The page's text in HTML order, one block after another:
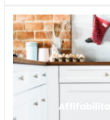
Affifabilita